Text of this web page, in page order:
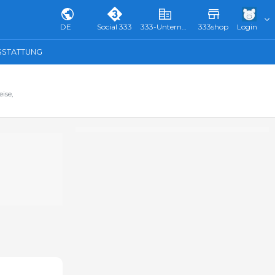
DE Social 333 333-Unternehmensverzeichnis & Führer 333shop Login